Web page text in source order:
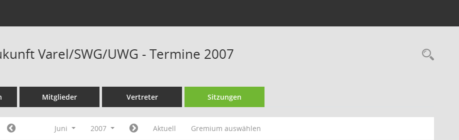
Varel/SWG/UWG - Termine 2007
Mitglieder Vertreter Sitzungen
Juni 2007 Aktuell Gremium auswählen